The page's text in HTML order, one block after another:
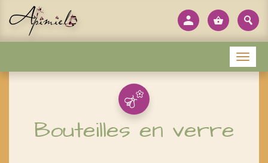
Bouteilles en verre
Menu
Panneau de gestion des cookies